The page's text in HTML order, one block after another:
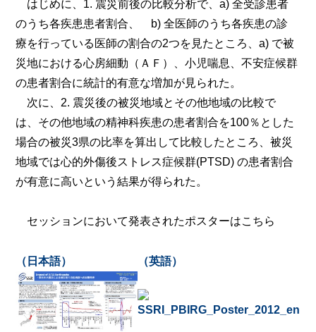
はじめに、1. 震災前後の比較分析で、a) 全受診患者
のうち各疾患患者割合、 b) 全医師のうち各疾患の診
療を行っている医師の割合の2つを見たところ、a) で被
災地における心房細動（ＡＦ）、小児喘息、不安症候群
の患者割合に統計的有意な増加が見られた。
次に、2. 震災後の被災地域とその他地域の比較で
は、その他地域の精神科疾患の患者割合を100％とした
場合の被災3県の比率を算出して比較したところ、被災
地域では心的外傷後ストレス症候群(PTSD) の患者割合
が有意に高いという結果が得られた。
セッションにおいて発表されたポスターはこちら
（日本語） （英語）